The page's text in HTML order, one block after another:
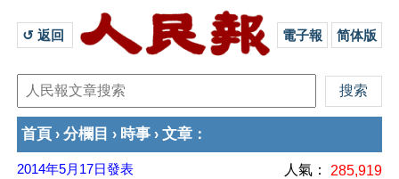
↺ 返回 電子報 简体版
首頁 › 分欄目 › 時事 › 文章 ：
2014年5月17日發表 人氣： 285,919